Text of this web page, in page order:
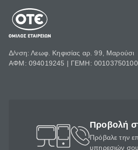
Δ/νση: Λεωφ. Κηφισίας αρ. 99, Μαρούσι
ΑΦΜ: 094019245 | ΓΕΜΗ:
Προβολή
Πρόβαλε την
υπηρεσιών σου.